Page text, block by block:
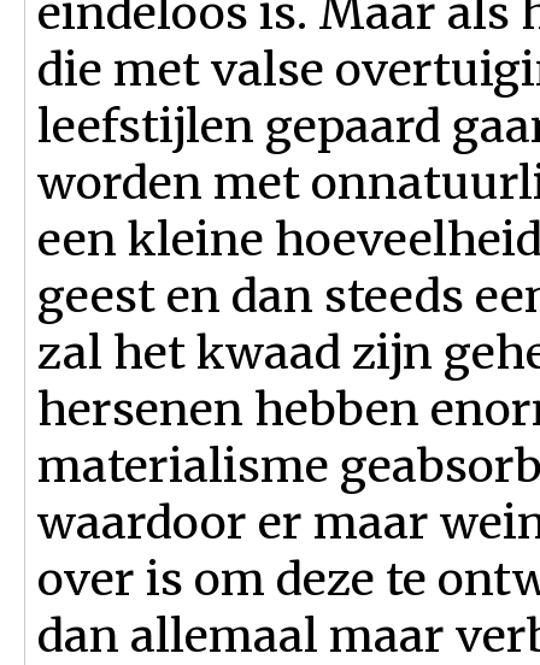
eindeloos is. Maar als
die met valse
leefstijlen gepaard
worden met
een kleine
geest en dan steeds
zal het kwaad zijn
hersenen hebben
materialisme
waardoor er maar
over is om deze te
dan allemaal maar